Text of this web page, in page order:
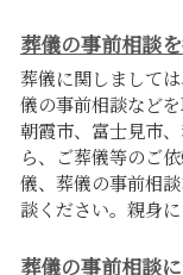
葬儀の事前相談
葬儀に関しましては
儀の事前相談など
朝霞市、富士見市
ら、ご葬儀等のご
儀、葬儀の事前相
談ください。親身に
葬儀の事前相談